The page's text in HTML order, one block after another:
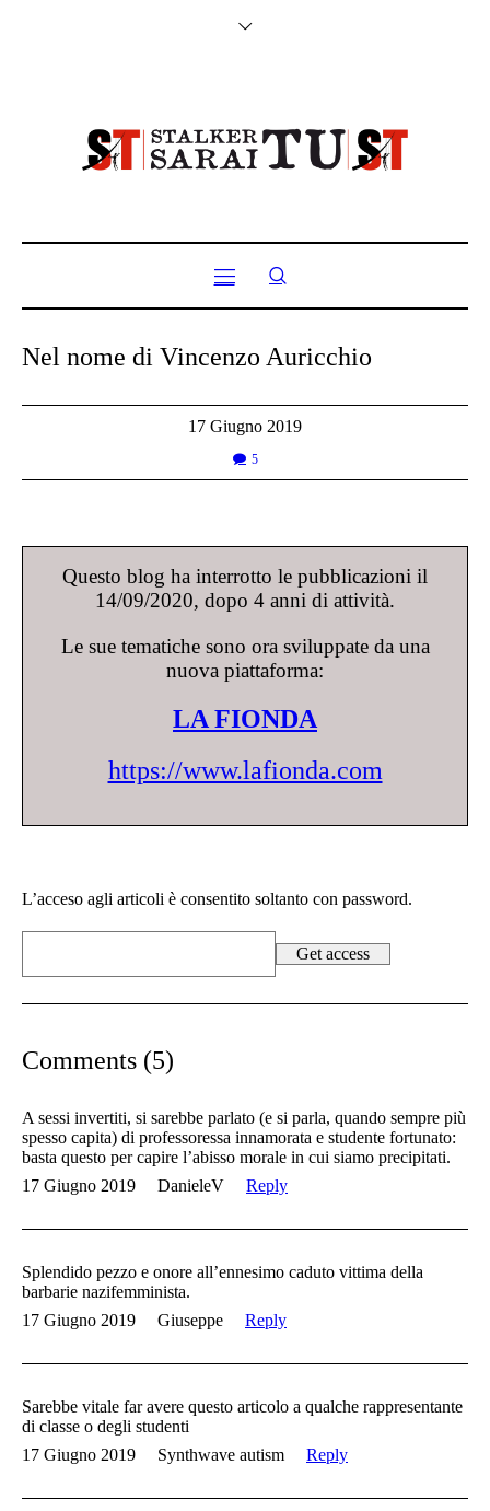
Nel nome di Vincenzo Auricchio
17 Giugno 2019
5
Questo blog ha interrotto le pubblicazioni il
14/09/2020, dopo 4 anni di attività.
Le sue tematiche sono ora sviluppate da una
nuova piattaforma:
LA FIONDA
https://www.lafionda.com
L’acceso agli articoli è consentito soltanto con password.
Comments (5)
A sessi invertiti, si sarebbe parlato (e si parla, quando sempre più
spesso capita) di professoressa innamorata e studente fortunato:
basta questo per capire l’abisso morale in cui siamo precipitati.
17 Giugno 2019
DanieleV Reply
Splendido pezzo e onore all’ennesimo caduto vittima della
barbarie nazifemminista.
17 Giugno 2019
Giuseppe Reply
Sarebbe vitale far avere questo articolo a qualche rappresentante
di classe o degli studenti
17 Giugno 2019
Synthwave autism Reply